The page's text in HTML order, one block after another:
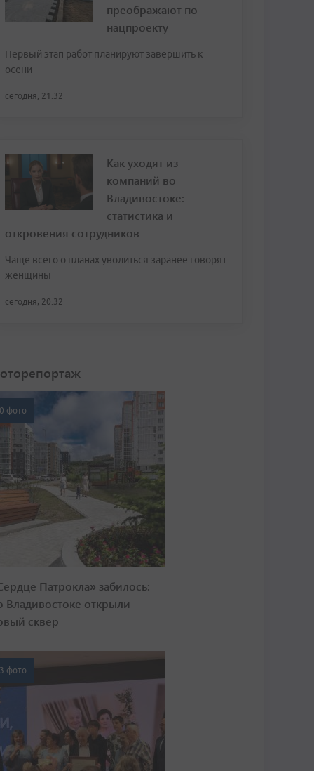
преображают по
нацпроекту
Первый этап работ планируют завершить к
осени
сегодня, 21:32
Как уходят из
компаний во
Владивостоке:
статистика и
откровения сотрудников
Чаще всего о планах уволиться заранее говорят
женщины
сегодня, 20:32
фото
Патрокла» забилось:
Владивостоке открыли
сквер
фото